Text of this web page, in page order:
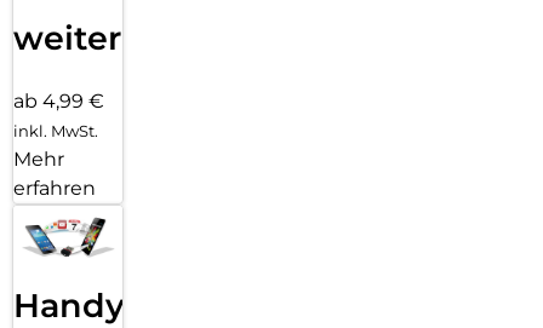
weiter
ab 4,99 €
inkl. MwSt.
Mehr
erfahren
Handy